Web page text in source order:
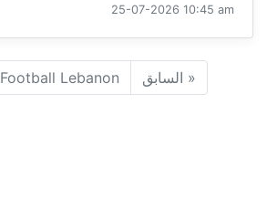
25-07-2026 10:45 am
« السابق Football Lebanon